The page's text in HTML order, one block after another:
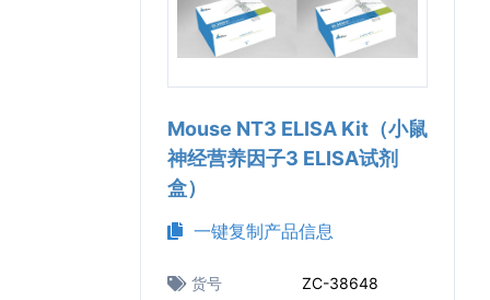
Mouse NT3 ELISA Kit（小鼠
神经营养因子3 ELISA试剂
盒）
一键复制产品信息
货号
ZC-38648